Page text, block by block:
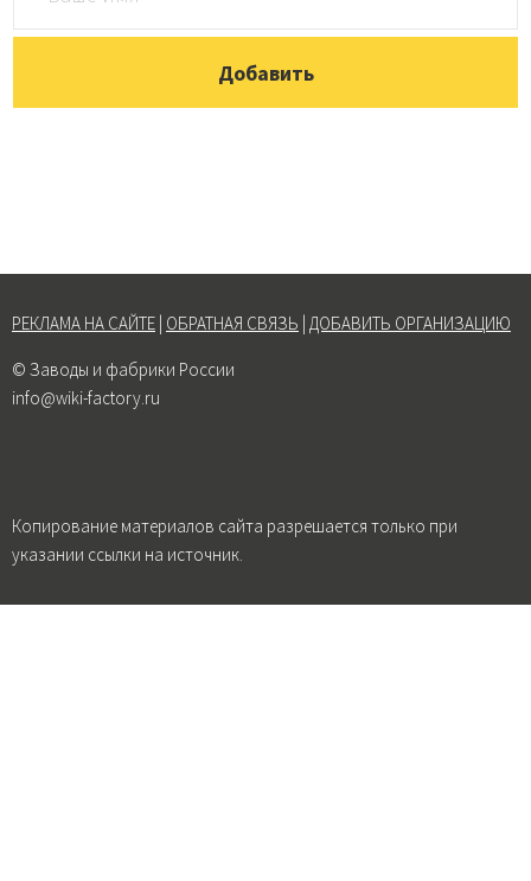
РЕКЛАМА НА САЙТЕ ОБРАТНАЯ СВЯЗЬ ДОБАВИТЬ ОРГАНИЗАЦИЮ
© Заводы и фабрики России
info@wiki-factory.ru
Копирование материалов сайта разрешается только при
указании ссылки на источник.